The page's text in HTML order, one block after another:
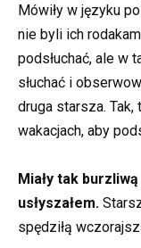
Mówiły w języku
nie byli ich
podsłuchać, ale w
słuchać i
druga starsza. Tak,
wakacjach, aby
Miały tak
usłyszałem.
spędziłą